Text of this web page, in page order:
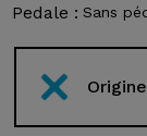
Pedale : Sans